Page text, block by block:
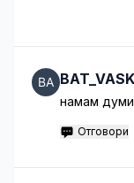
намам
Отговори